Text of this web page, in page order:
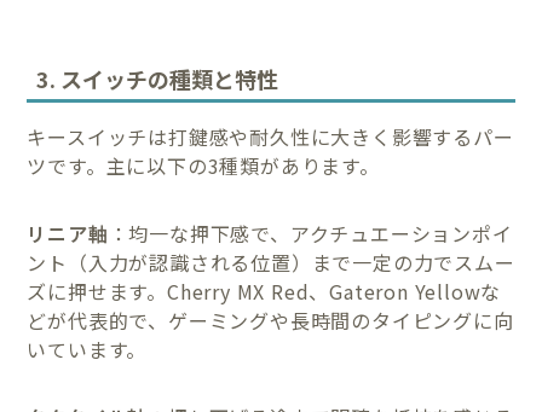
3. スイッチの種類と特性
キースイッチは打鍵感や耐久性に大きく影響するパー
ツです。主に以下の3種類があります。
リニア軸 ：均一な押下感で、アクチュエーションポイ
ント（入力が認識される位置）まで一定の力でスムー
ズに押せます。Cherry MX Red、Gateron Yellowな
どが代表的で、ゲーミングや長時間のタイピングに向
いています。